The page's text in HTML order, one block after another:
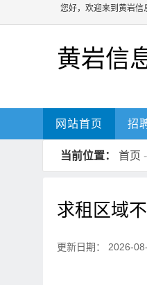
您好，欢迎来到黄岩信
黄岩信
网站首页 招
当前位置： 首页 -
求租区域
更新日期： 2026-